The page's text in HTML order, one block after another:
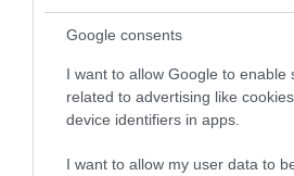
Google consents
I want to allow Google to enable
related to advertising like
device identifiers in apps.
I want to allow my user data to
Mit szólsz? Ide minden baromságot...